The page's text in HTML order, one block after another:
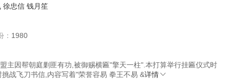
徐忠信 钱月笙
： 1980
主因帮朝庭剿匪有功,被御赐横匾"擎天一柱".本打算举行挂匾仪式时
战飞刀书信,内容写着"荣誉容易 拳王不易 &详情